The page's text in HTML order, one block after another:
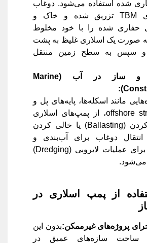
شده استفاده می‌شود. دوغاب
به جلوی TBM تزریق شده و خاک و
حفاری شده را با خود مخلوط
صورت یک اسلاری غلیظ به پشت
و سپس به سطح زمین منتقل
و ساز در آب
(Marine
مانند اسکله‌ها، پایه‌های پل و
offshore structures، از پمپ‌های اسلاری
برای پرکردن (Ballasting) یا خالی کردن
انتقال دوغاب برای آب‌بندی و
همچنین برای عملیات لایروبی (Dredging)
می‌شود.
از پمپ اسلاری در
پروژه‌های غیرممکن:بدون این
ساخت سازه‌های عمیق در